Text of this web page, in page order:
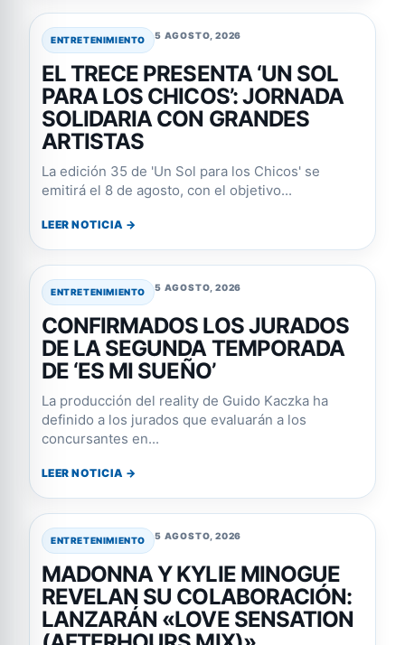
ENTRETENIMIENTO 5 AGOSTO, 2026
EL TRECE PRESENTA ‘UN SOL
PARA LOS CHICOS’: JORNADA
SOLIDARIA CON GRANDES
ARTISTAS
La edición 35 de 'Un Sol para los Chicos' se
emitirá el 8 de agosto, con el objetivo...
LEER NOTICIA →
ENTRETENIMIENTO 5 AGOSTO, 2026
CONFIRMADOS LOS JURADOS
DE LA SEGUNDA TEMPORADA
DE ‘ES MI SUEÑO’
La producción del reality de Guido Kaczka ha
definido a los jurados que evaluarán a los
concursantes en...
LEER NOTICIA →
ENTRETENIMIENTO 5 AGOSTO, 2026
MADONNA Y KYLIE MINOGUE
REVELAN SU COLABORACIÓN:
LANZARÁN «LOVE SENSATION